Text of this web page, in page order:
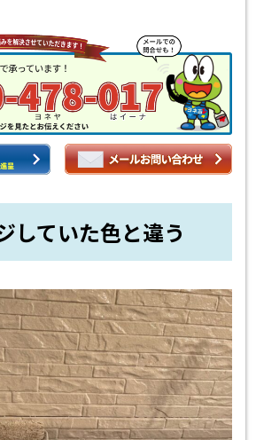
していた色と違う